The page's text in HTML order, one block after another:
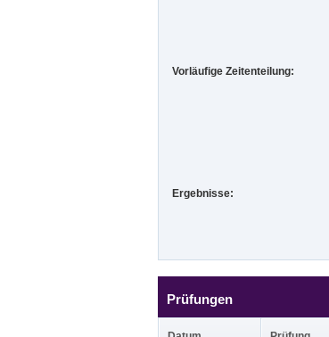
Vorläufige Zeitenteilung:
Ergebnisse:
Prüfungen